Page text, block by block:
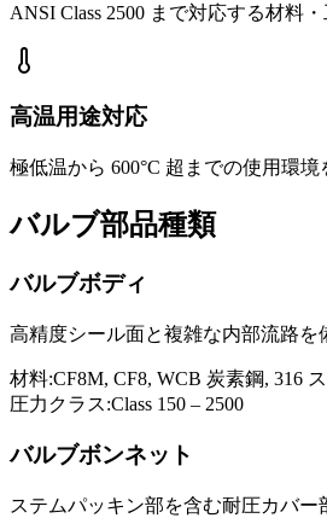
ANSI Class 2500 まで対応する材料
高温用途対応
極低温から 600°C 超までの使用環
バルブ部品種類
バルブボディ
高精度シール面と複雑な内部流路を
材料:CF8M, CF8, WCB 炭素鋼, 316
圧力クラス:Class 150 – 2500
バルブボンネット
ステムパッキン部を含む耐圧カバー